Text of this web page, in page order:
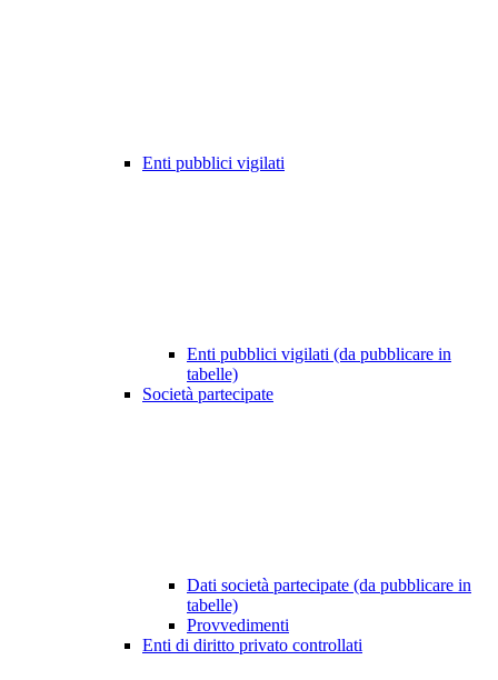
Enti pubblici vigilati
Enti pubblici vigilati (da pubblicare in
tabelle)
Società partecipate
Dati società partecipate (da pubblicare in
tabelle)
Provvedimenti
Enti di diritto privato controllati